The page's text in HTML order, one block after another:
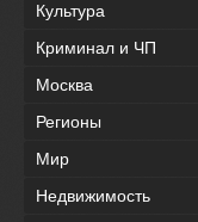
Культура
Криминал и ЧП
Москва
Регионы
Мир
Недвижимость